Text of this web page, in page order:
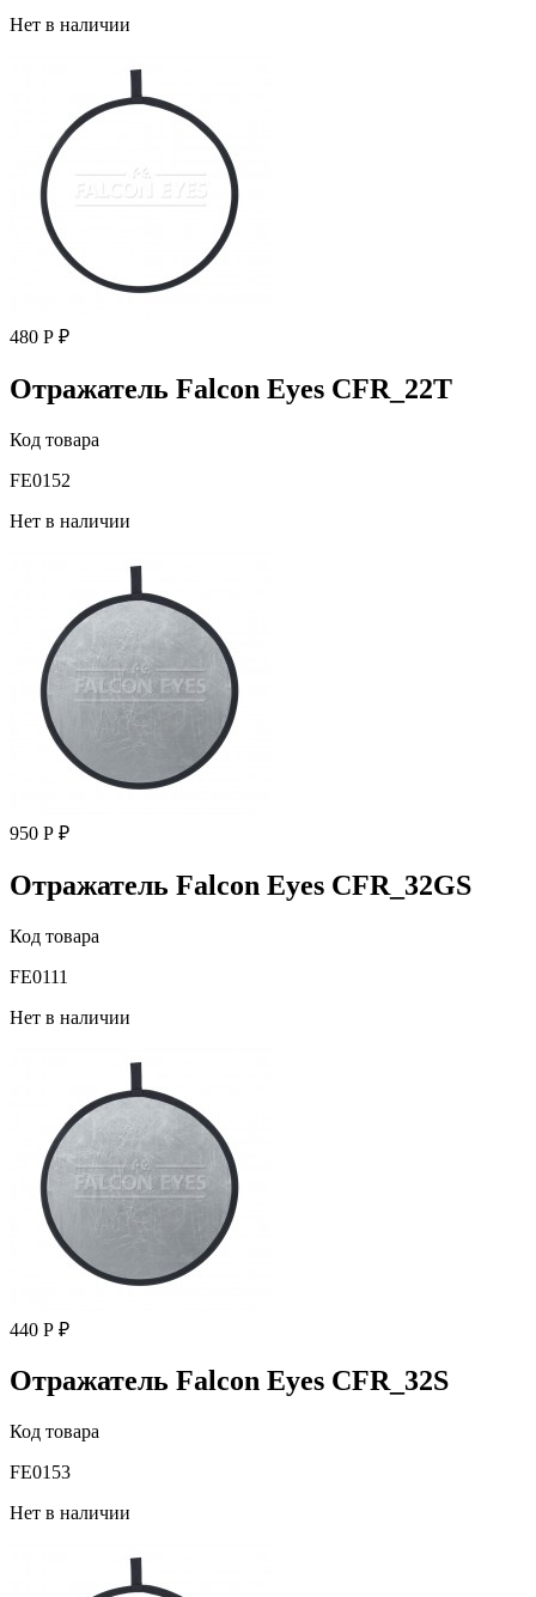
Нет в наличии
480 Р ₽
Отражатель Falcon Eyes CFR_22T
Код товара
FE0152
Нет в наличии
950 Р ₽
Отражатель Falcon Eyes CFR_32GS
Код товара
FE0111
Нет в наличии
440 Р ₽
Отражатель Falcon Eyes CFR_32S
Код товара
FE0153
Нет в наличии